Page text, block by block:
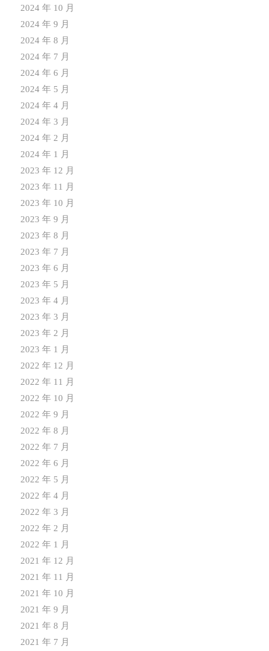
2024 年 10 月
2024 年 9 月
2024 年 8 月
2024 年 7 月
2024 年 6 月
2024 年 5 月
2024 年 4 月
2024 年 3 月
2024 年 2 月
2024 年 1 月
2023 年 12 月
2023 年 11 月
2023 年 10 月
2023 年 9 月
2023 年 8 月
2023 年 7 月
2023 年 6 月
2023 年 5 月
2023 年 4 月
2023 年 3 月
2023 年 2 月
2023 年 1 月
2022 年 12 月
2022 年 11 月
2022 年 10 月
2022 年 9 月
2022 年 8 月
2022 年 7 月
2022 年 6 月
2022 年 5 月
2022 年 4 月
2022 年 3 月
2022 年 2 月
2022 年 1 月
2021 年 12 月
2021 年 11 月
2021 年 10 月
2021 年 9 月
2021 年 8 月
2021 年 7 月